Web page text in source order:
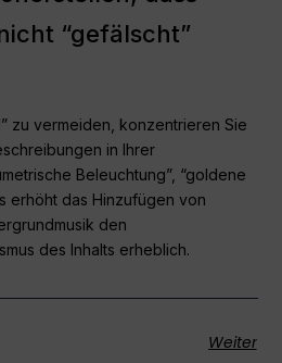
“gefälscht”
zu vermeiden, konzentrieren Sie
in Ihrer
Beleuchtung”, “goldene
erhöht das Hinzufügen von
den
des Inhalts erheblich.
Weiter